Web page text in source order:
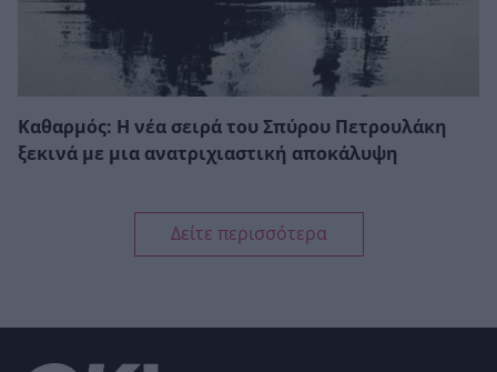
Καθαρμός: Η νέα σειρά του Σπύρου Πετρουλάκη
ξεκινά με μια ανατριχιαστική αποκάλυψη
Δείτε περισσότερα